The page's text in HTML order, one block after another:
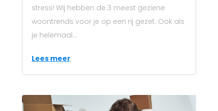
stress! Wij hebben de 3 meest geziene
woontrends voor je op een rij gezet. Ook als
je helemaal...
Lees meer